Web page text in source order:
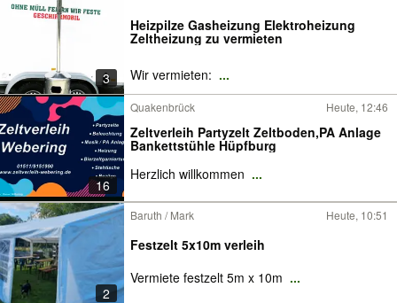
3
Heizpilze Gasheizung Elektroheizung
Zeltheizung zu vermieten
Wir vermieten: ...
16
Quakenbrück Heute, 12:46
Zeltverleih Partyzelt Zeltboden,PA Anlage
Bankettstühle Hüpfburg
Herzlich willkommen ...
2
Baruth / Mark Heute, 10:51
Festzelt 5x10m verleih
Vermiete festzelt 5m x 10m ...